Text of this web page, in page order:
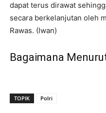
dapat terus dirawat
secara berkelanjutan oleh
Rawas. (Iwan)
Bagaimana
TOPIK Polri